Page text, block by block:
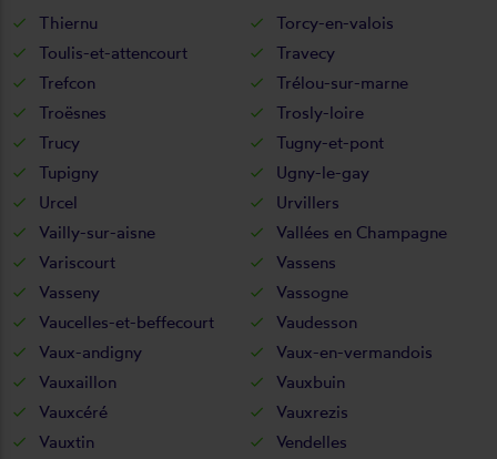
Thiernu
Torcy-en-valois
Toulis-et-attencourt
Travecy
Trefcon
Trélou-sur-marne
Troësnes
Trosly-loire
Trucy
Tugny-et-pont
Tupigny
Ugny-le-gay
Urcel
Urvillers
Vailly-sur-aisne
Vallées en Champagne
Variscourt
Vassens
Vasseny
Vassogne
Vaucelles-et-beffecourt
Vaudesson
Vaux-andigny
Vaux-en-vermandois
Vauxaillon
Vauxbuin
Vauxcéré
Vauxrezis
Vauxtin
Vendelles